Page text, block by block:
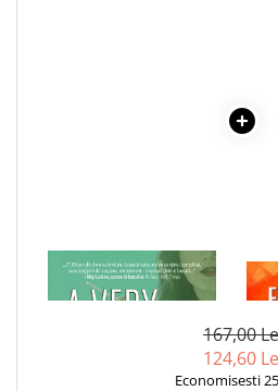
Carti educative
Codul copiilor de succes
1 x A VERY BAD THING
167,00
124,60
Economisesti